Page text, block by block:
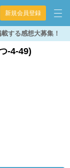
新規会員登録
する感想大募集！
-4-49)